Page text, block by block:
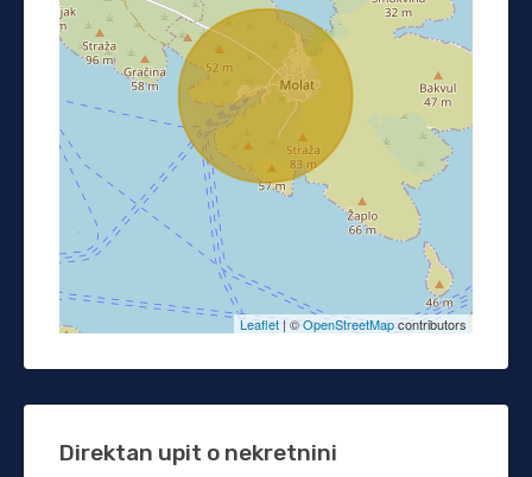
Leaflet| ©OpenStreetMapcontributors
Direktan upit o nekretnini